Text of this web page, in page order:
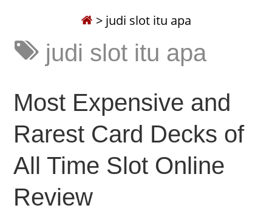
> judi slot itu apa
judi slot itu apa
Most Expensive and
Rarest Card Decks of
All Time Slot Online
Review